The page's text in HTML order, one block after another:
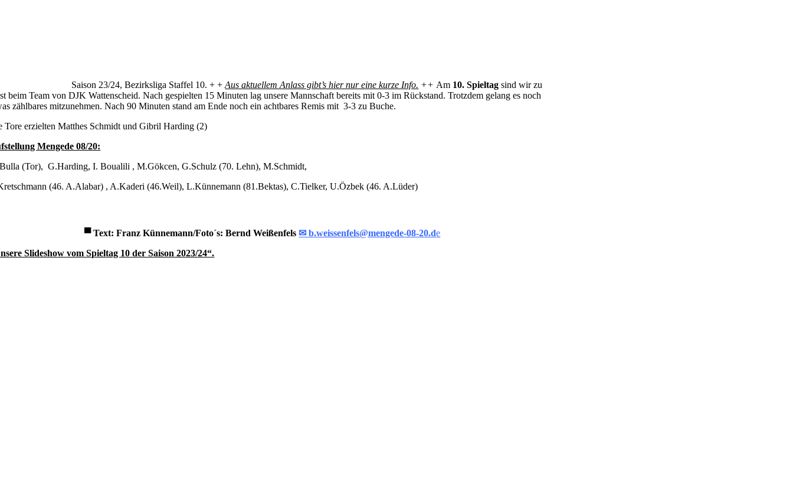
Saison 23/24, Bezirksliga Staffel 10. + +Aus aktuellem Anlass gibt’s hier nur eine kurze Info. ++ Am 10. Spieltag sind wir zu
beim Team von DJK Wattenscheid. Nach gespielten 15 Minuten lag unsere Mannschaft bereits mit 0-3 im Rückstand. Trotzdem gelang es noch
zählbares mitzunehmen. Nach 90 Minuten stand am Ende noch ein achtbares Remis mit 3-3 zu Buche.
Tore erzielten Matthes Schmidt und Gibril Harding (2)
Mengede 08/20:
(Tor), G.Harding, I. Boualili , M.Gökcen, G.Schulz (70. Lehn), M.Schmidt,
(46. A.Alabar) , A.Kaderi (46.Weil), L.Künnemann (81.Bektas), C.Tielker, U.Özbek (46. A.Lüder)
▀Text: Franz Künnemann/Foto´s: Bernd Weißenfels ✉ b.weissenfels@mengede-08-20.de
Slideshow vom Spieltag 10 der Saison 2023/24“.